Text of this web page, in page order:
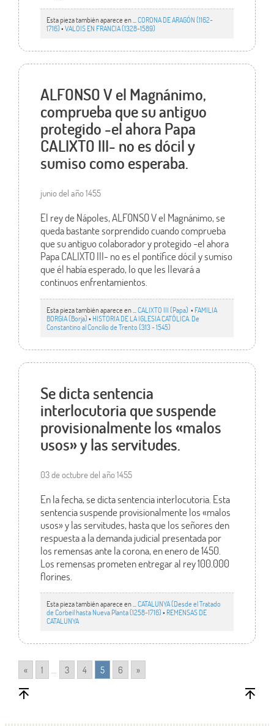
Esta pieza también aparece en ... CORONA DE ARAGÓN (1162-
1716)•VALOIS EN FRANCIA (1328-1589)
ALFONSO V el Magnánimo,
comprueba que su antiguo
protegido -el ahora Papa
CALIXTO III- no es dócil y
sumiso como esperaba.
junio del año 1455
El rey de Nápoles, ALFONSO V el Magnánimo, se
queda bastante sorprendido cuando comprueba
que su antiguo colaborador y protegido -el ahora
Papa CALIXTO III- no es el pontífice dócil y sumiso
que él había esperado, lo que les llevará a
continuos enfrentamientos.
Esta pieza también aparece en ... CALIXTO III (Papa) • FAMILIA
BORGIA (Borja)• HISTORIA DE LA IGLESIA CATÓLICA. De
Constantino al Concilio de Trento (313 - 1545)
Se dicta sentencia
interlocutoria que suspende
provisionalmente los «malos
usos» y las servitudes.
03 de octubre del año 1455
En la fecha, se dicta sentencia interlocutoria. Esta
sentencia suspende provisionalmente los «malos
usos» y las servitudes, hasta que los señores den
respuesta a la demanda judicial presentada por
los remensas ante la corona, en enero de 1450.
Los remensas prometen entregar al rey 100.000
florines.
Esta pieza también aparece en ... CATALUNYA (Desde el Tratado
de Corbeil hasta Nueva Planta (1258-1716)• REMENSAS DE
CATALUNYA
« 1 ... 3 4 5 6 »